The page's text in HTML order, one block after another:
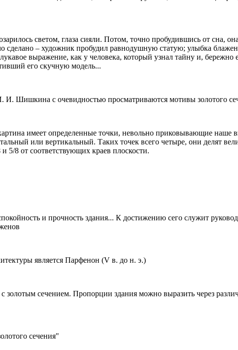
светом, глаза сияли. Потом, точно пробудившись от сна,
– художник пробудил равнодушную статую; улыбка
выражение, как у человека, который узнал тайну и,
его скучную модель...
Шишкина с очевидностью просматриваются мотивы золотого
имеет определенные точки, невольно приковывающие наше
или вертикальный. Таких точек всего четыре, они делят
5/8 от соответствующих краев плоскости.
и прочность здания... К достижению сего служит
является Парфенон (V в. до н. э.)
золотым сечением. Пропорции здания можно выразить через
сечения"